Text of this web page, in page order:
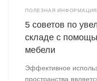
ПОЛЕЗНАЯ ИНФОРМАЦИЯ
5 советов по
складе с
мебели
Эффективное
пространства